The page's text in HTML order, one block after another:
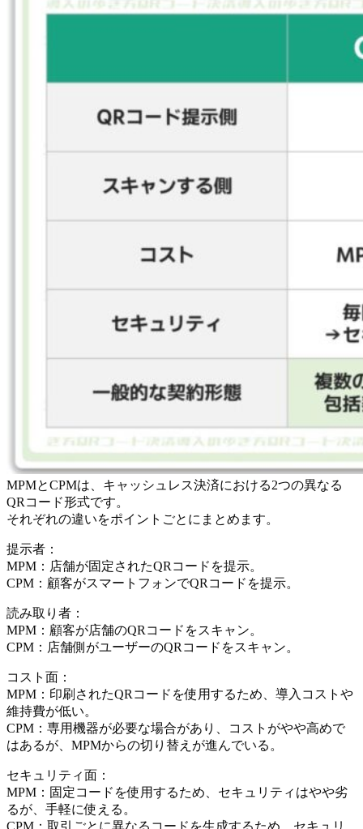
MPMとCPMは、キャッシュレス決済における2つの異なる
QRコード形式です。
それぞれの違いをポイントごとにまとめます。
提示者：
MPM：店舗が固定されたQRコードを提示。
CPM：顧客がスマートフォンでQRコードを提示。
読み取り者：
MPM：顧客が店舗のQRコードをスキャン。
CPM：店舗側がユーザーのQRコードをスキャン。
コスト面：
MPM：印刷されたQRコードを使用するため、導入コストや
維持費が低い。
CPM：専用機器が必要な場合があり、コストがやや高めで
はあるが、MPMからの切り替えが進んでいる。
セキュリティ面：
MPM：固定コードを使用するため、セキュリティはやや劣
るが、手軽に使える。
CPM：取引ごとに異なるコードを生成するため、セキュリ